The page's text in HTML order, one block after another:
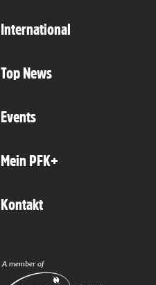
International
Top News
Events
Mein PFK+
Kontakt